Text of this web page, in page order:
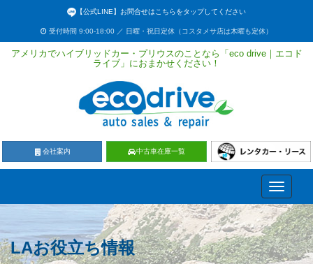
【公式LINE】お問合せはこちらをタップしてください
受付時間 9:00-18:00 ／ 日曜・祝日定休（コスタメサ店は木曜も定休）
アメリカでハイブリッドカー・プリウスのことなら「eco drive｜エコド
ライブ」におまかせください！
会社案内 中古車在庫一覧
Toggle
LAお役立ち情報